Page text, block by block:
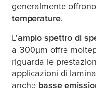
generalmente
temperature.
L'ampio spettro di
a 300µm offre
riguarda le
applicazioni di
anche basse